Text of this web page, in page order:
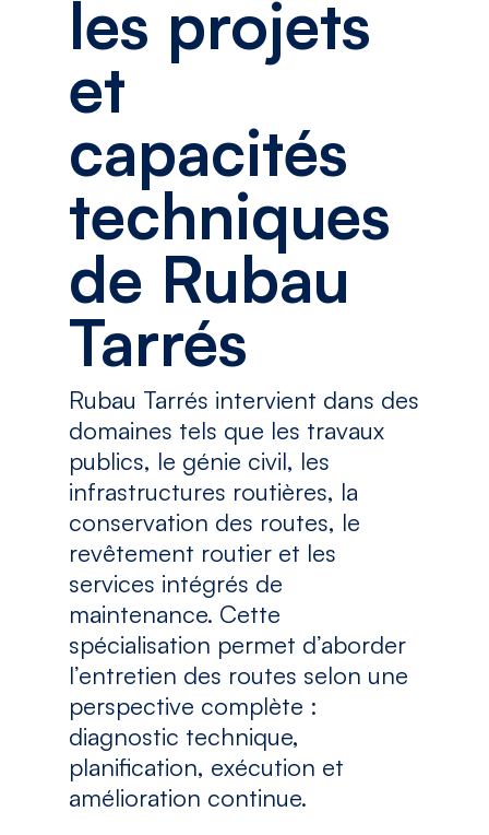
les projets
et
capacités
techniques
de Rubau
Tarrés
Rubau Tarrés intervient dans des
domaines tels que les travaux
publics, le génie civil, les
infrastructures routières, la
conservation des routes, le
revêtement routier et les
services intégrés de
maintenance. Cette
spécialisation permet d’aborder
l’entretien des routes selon une
perspective complète :
diagnostic technique,
planification, exécution et
amélioration continue.